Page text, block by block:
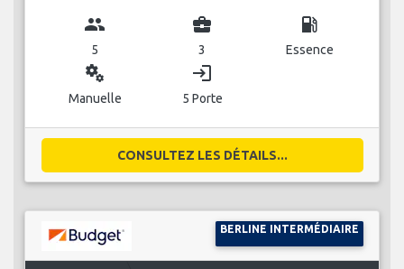
group
5
business_center
3
local_gas_station
Essence
miscellaneous_services
Manuelle
login
5 Porte
CONSULTEZ LES DÉTAILS...
BERLINE INTERMÉDIAIRE